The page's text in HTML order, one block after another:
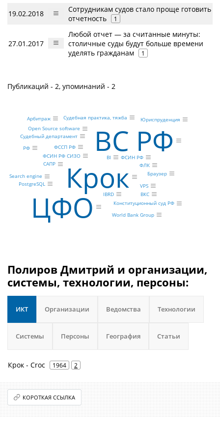
19.02.2018
Сотрудникам судов стало проще готовить
отчетность
1
27.01.2017
Любой отчет — за считанные минуты:
столичные суды будут больше времени
уделять гражданам
1
Публикаций - 2, упоминаний - 2
Крок
ВС РФ
ЦФО
IBRD
Конституционный суд РФ
ФССП РФ
ФСИН РФ
Судебный департамент
World Bank Group
ФСИН РФ СИЗО
ВКС
VPS
Open Source software
Браузер
BI
САПР
ФЛК
Search engine
PostgreSQL
РФ
Юриспруденция
Судебная практика, тяжба
Арбитраж
Полиров Дмитрий и организации,
системы, технологии, персоны:
ИКТ Организации Ведомства Технологии
Системы Персоны География Статьи
Крок - Croc 1964 2
КОРОТКАЯ ССЫЛКА